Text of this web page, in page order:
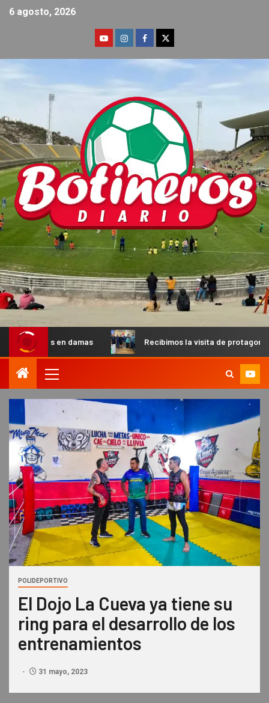
6 agosto, 2026
Recibimos la visita de protagonistas del MX
POLIDEPORTIVO
El Dojo La Cueva ya tiene su
ring para el desarrollo de los
entrenamientos
31 mayo, 2023